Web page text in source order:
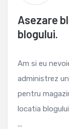
Asezare
blogului.
Am si eu
administrez
pentru
locatia
...